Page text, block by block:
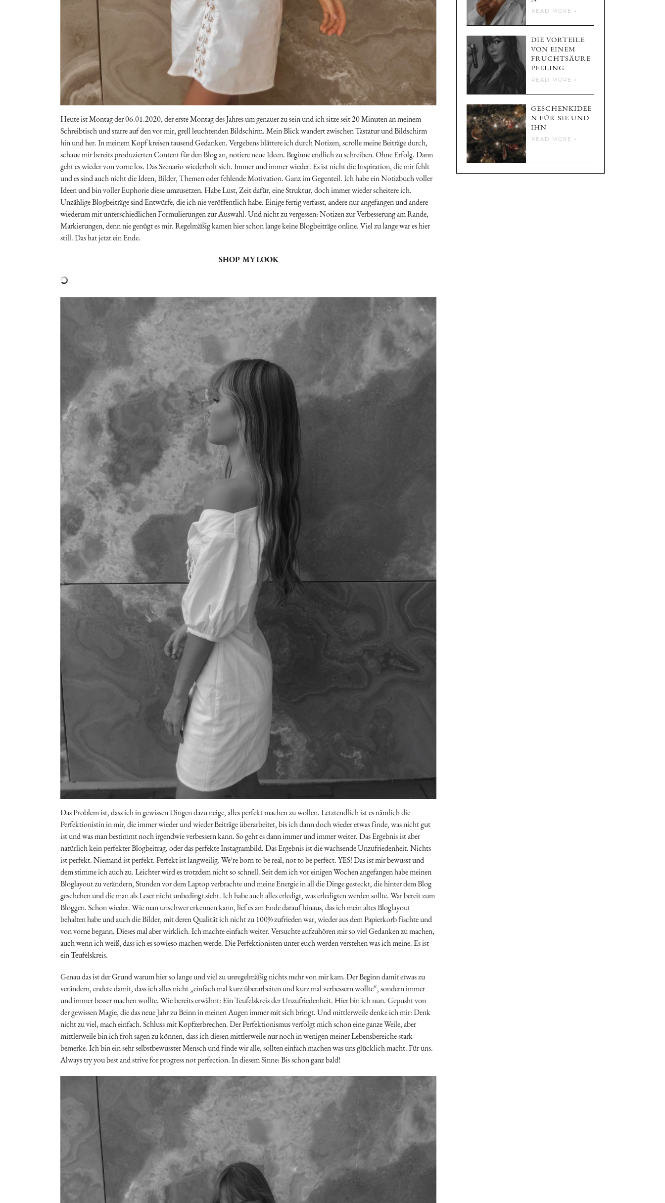
Heute ist Montag der 06.01.2020, der erste Montag des Jahres um genauer zu sein und ich sitze seit 20 Minuten an meinem
Schreibtisch und starre auf den vor mir, grell leuchtenden Bildschirm. Mein Blick wandert zwischen Tastatur und Bildschirm
hin und her. In meinem Kopf kreisen tausend Gedanken. Vergebens blättere ich durch Notizen, scrolle meine Beiträge durch,
schaue mir bereits produzierten Content für den Blog an, notiere neue Ideen. Beginne endlich zu schreiben. Ohne Erfolg. Dann
geht es wieder von vorne los. Das Szenario wiederholt sich. Immer und immer wieder. Es ist nicht die Inspiration, die mir fehlt
und es sind auch nicht die Ideen, Bilder, Themen oder fehlende Motivation. Ganz im Gegenteil. Ich habe ein Notizbuch voller
Ideen und bin voller Euphorie diese umzusetzen. Habe Lust, Zeit dafür, eine Struktur, doch immer wieder scheitere ich.
Unzählige Blogbeiträge sind Entwürfe, die ich nie veröffentlich habe. Einige fertig verfasst, andere nur angefangen und andere
wiederum mit unterschiedlichen Formulierungen zur Auswahl. Und nicht zu vergessen: Notizen zur Verbesserung am Rande,
Markierungen, denn nie genügt es mir. Regelmäßig kamen hier schon lange keine Blogbeiträge online. Viel zu lange war es hier
still. Das hat jetzt ein Ende.
SHOP MY LOOK
Das Problem ist, dass ich in gewissen Dingen dazu neige, alles perfekt machen zu wollen. Letztendlich ist es nämlich die
Perfektionistin in mir, die immer wieder und wieder Beiträge überarbeitet, bis ich dann doch wieder etwas finde, was nicht gut
ist und was man bestimmt noch irgendwie verbessern kann. So geht es dann immer und immer weiter. Das Ergebnis ist aber
natürlich kein perfekter Blogbeitrag, oder das perfekte Instagrambild. Das Ergebnis ist die wachsende Unzufriedenheit. Nichts
ist perfekt. Niemand ist perfekt. Perfekt ist langweilig. We’re born to be real, not to be perfect. YES! Das ist mir bewusst und
dem stimme ich auch zu. Leichter wird es trotzdem nicht so schnell. Seit dem ich vor einigen Wochen angefangen habe meinen
Bloglayout zu verändern, Stunden vor dem Laptop verbrachte und meine Energie in all die Dinge gesteckt, die hinter dem Blog
geschehen und die man als Leser nicht unbedingt sieht. Ich habe auch alles erledigt, was erledigten werden sollte. War bereit zum
Bloggen. Schon wieder. Wie man unschwer erkennen kann, lief es am Ende darauf hinaus, das ich mein altes Bloglayout
behalten habe und auch die Bilder, mit deren Qualität ich nicht zu 100% zufrieden war, wieder aus dem Papierkorb fischte und
von vorne begann. Dieses mal aber wirklich. Ich machte einfach weiter. Versuchte aufzuhören mir so viel Gedanken zu machen,
auch wenn ich weiß, dass ich es sowieso machen werde. Die Perfektionisten unter euch werden verstehen was ich meine. Es ist
ein Teufelskreis.
Genau das ist der Grund warum hier so lange und viel zu unregelmäßig nichts mehr von mir kam. Der Beginn damit etwas zu
verändern, endete damit, dass ich alles nicht „einfach mal kurz überarbeiten und kurz mal verbessern wollte“, sondern immer
und immer besser machen wollte. Wie bereits erwähnt: Ein Teufelskreis der Unzufriedenheit. Hier bin ich nun. Gepusht von
der gewissen Magie, die das neue Jahr zu Beinn in meinen Augen immer mit sich bringt. Und mittlerweile denke ich mir: Denk
nicht zu viel, mach einfach. Schluss mit Kopfzerbrechen. Der Perfektionismus verfolgt mich schon eine ganze Weile, aber
mittlerweile bin ich froh sagen zu können, dass ich diesen mittlerweile nur noch in wenigen meiner Lebensbereiche stark
bemerke. Ich bin ein sehr selbstbewusster Mensch und finde wir alle, sollten einfach machen was uns glücklich macht. Für uns.
Always try you best and strive for progress not perfection. In diesem Sinne: Bis schon ganz bald!
READ MORE
DIE VORTEILE
VON EINEM
FRUCHTSÄURE
PEELING
READ MORE
GESCHENKIDEE
N FÜR SIE UND
IHN
READ MORE